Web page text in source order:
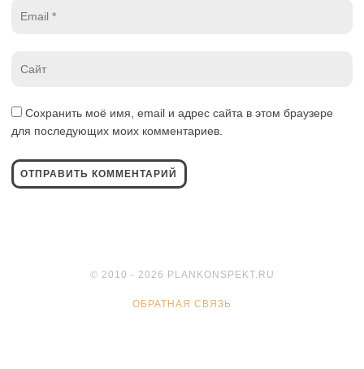
Сохранить моё имя, email и адрес сайта в этом браузере
для последующих моих комментариев.
© 2010 - 2026 PLANKONSPEKT.RU
ОБРАТНАЯ СВЯЗЬ